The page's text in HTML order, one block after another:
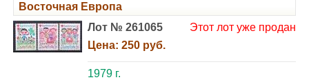
Восточная Европа
Лот № 261065
Цена: 250 руб.
Этот лот уже продан
1979 г.